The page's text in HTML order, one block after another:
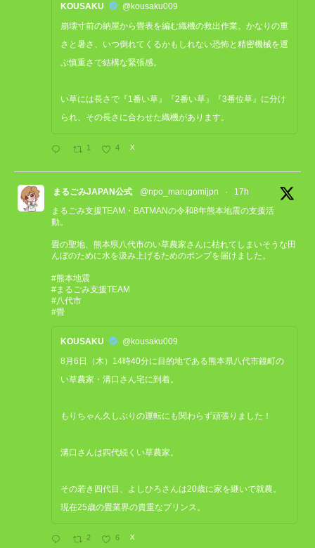
KOUSAKU
@kousaku009
崩壊寸前の納屋から畳表を編む織機の救出作業。かなりの重
さと暑さ、いつ倒れてくるかもしれない恐怖と精密機械を運
ぶ慎重さで結構な緊張感。
い草には長さで『1番い草』『2番い草』『3番位草』に分け
られ、その長さに合わせた織機があります。
1 4 X
まるごみJAPAN公式 @npo_marugomijpn ·
17h
まるごみ支援TEAM・BATMANの令和8年熊本地震の支援活
動。
畳の聖地、熊本県八代市のい草農家さんに枯れてしまいそうな田
んぼのために水を汲み上げるためのポンプを届けました。
#熊本地震
#まるごみ支援TEAM
#八代市
#畳
KOUSAKU
@kousaku009
8月6日（木）14時40分に目的地である熊本県八代市鏡町の
い草農家・溝口さん宅に到着。
もりちゃん久しぶりの運転にも関わらず頑張りました！
溝口さんは四代続くい草農家。
その若き四代目、よしひろさんは20歳に家を継いで就農。
現在25歳の畳業界の貴重なプリンス。
2 6 X